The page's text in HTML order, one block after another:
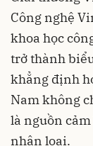
Công nghệ
khoa học
trở thành
khẳng định
Nam không
là nguồn
nhân loại.